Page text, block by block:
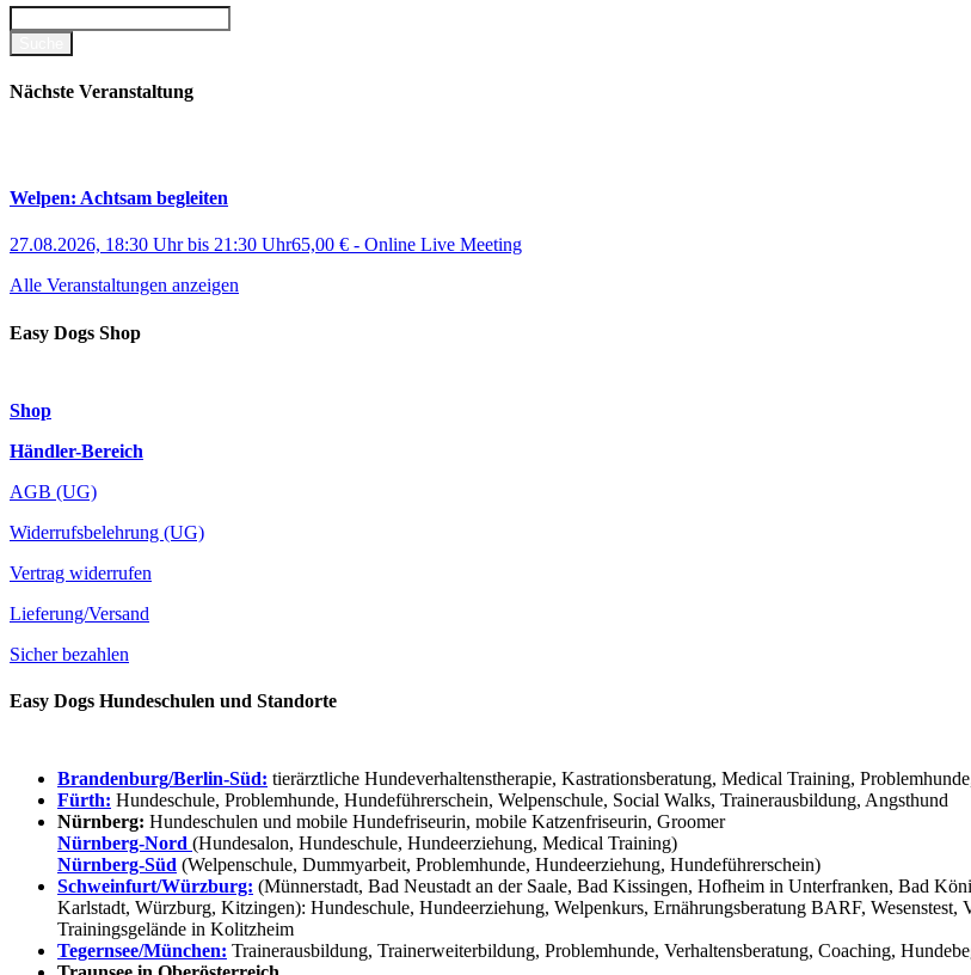
Nächste Veranstaltung
Welpen: Achtsam begleiten
27.08.2026, 18:30 Uhrbis 21:30 Uhr65,00 € - Online Live Meeting
Alle Veranstaltungen anzeigen
Easy Dogs Shop
Shop
Händler-Bereich
AGB (UG)
Widerrufsbelehrung (UG)
Vertrag widerrufen
Lieferung/Versand
Sicher bezahlen
Easy Dogs Hundeschulen und Standorte
Brandenburg/Berlin-Süd: tierärztliche Hundeverhaltenstherapie, Kastrationsberatung, Medical Training,
Fürth: Hundeschule, Problemhunde, Hundeführerschein, Welpenschule, Social Walks, Trainerausbildung, Angsthund
Nürnberg: Hundeschulen und mobile Hundefriseurin, mobile Katzenfriseurin, Groomer
Nürnberg-Nord (Hundesalon, Hundeschule, Hundeerziehung, Medical Training)
Nürnberg-Süd (Welpenschule, Dummyarbeit, Problemhunde, Hundeerziehung, Hundeführerschein)
Schweinfurt/Würzburg: (Münnerstadt, Bad Neustadt an der Saale, Bad Kissingen, Hofheim in Unterfranken, Bad
Karlstadt, Würzburg, Kitzingen): Hundeschule, Hundeerziehung, Welpenkurs, Ernährungsberatung BARF,
Trainingsgelände in Kolitzheim
Tegernsee/München: Trainerausbildung, Trainerweiterbildung, Problemhunde, Verhaltensberatung, Coaching,